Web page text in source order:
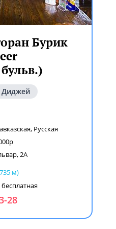
Бурик
Диджей
, Русская
2А
м)
28